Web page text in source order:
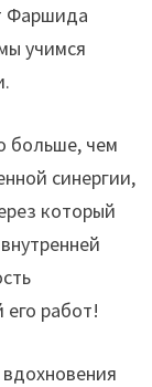
Фаршида
учимся
больше, чем
синергии,
который
его работ!